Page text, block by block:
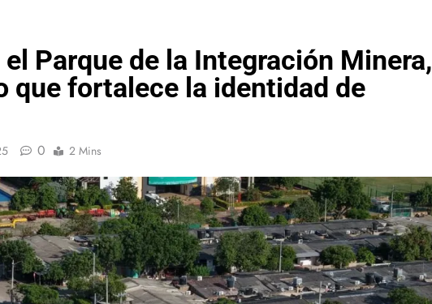
Parque de la Integración Minera,
que fortalece la identidad de
0 2 Mins